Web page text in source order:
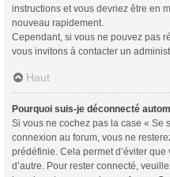
instructions et vous devriez être en
nouveau rapidement.
Cependant, si vous ne pouvez pas
vous invitons à contacter un
Haut
Pourquoi suis-je déconnecté
Si vous ne cochez pas la case « Se
connexion au forum, vous ne
prédéfinie. Cela permet d’éviter
d’autre. Pour rester connecté,